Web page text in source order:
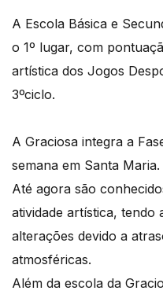
A Escola Básica e
o 1º lugar, com
artística dos Jogos
3ºciclo.
A Graciosa integra a
semana em Santa Maria.
Até agora são
atividade artística,
alterações devido a
atmosféricas.
Além da escola da